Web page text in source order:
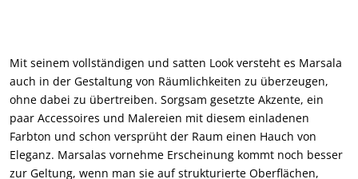
Mit seinem vollständigen und satten Look versteht es Marsala
auch in der Gestaltung von Räumlichkeiten zu überzeugen,
ohne dabei zu übertreiben. Sorgsam gesetzte Akzente, ein
paar Accessoires und Malereien mit diesem einladenen
Farbton und schon versprüht der Raum einen Hauch von
Eleganz. Marsalas vornehme Erscheinung kommt noch besser
zur Geltung, wenn man sie auf strukturierte Oberflächen,